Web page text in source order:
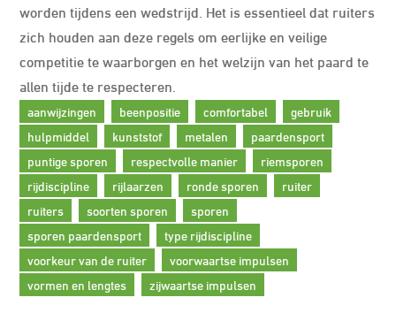
worden tijdens een wedstrijd. Het is essentieel dat ruiters
zich houden aan deze regels om eerlijke en veilige
competitie te waarborgen en het welzijn van het paard te
allen tijde te respecteren.
aanwijzingen beenpositie comfortabel
gebruik
hulpmiddel
kunststof metalen
paardensport
puntige sporen
respectvolle manier
riemsporen
rijdiscipline
rijlaarzen ronde sporen
ruiter
ruiters
soorten sporen
sporen
sporen paardensport
type rijdiscipline
voorkeur van de ruiter
voorwaartse impulsen
vormen en lengtes
zijwaartse impulsen